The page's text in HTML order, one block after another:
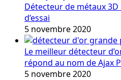
Détecteur de métaux 3D
d’essai
5 novembre 2020
Le meilleur détecteur
répond au nom de Ajax
5 novembre 2020